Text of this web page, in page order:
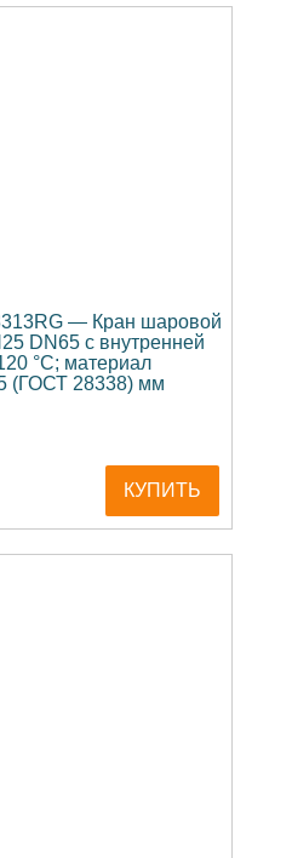
— Кран шаровой
DN65 с внутренней
°С; материал
(ГОСТ 28338) мм
КУПИТЬ